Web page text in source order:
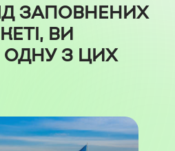
ЗАПОВНЕНИХ
ВИ
З ЦИХ